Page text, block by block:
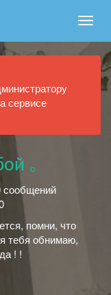
сервисе
｡
сообщений
помни, что
тебя обнимаю,
! !